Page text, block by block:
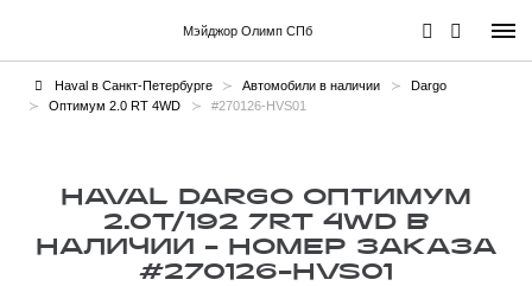
Мэйджор Олимп СПб
Haval в Санкт-Петербурге Автомобили в наличии
Dargo
Оптимум 2.0 RT 4WD
#270126-HVS01
HAVAL DARGO ОПТИМУМ
2.0T/192 7RT 4WD В
НАЛИЧИИ - НОМЕР ЗАКАЗА
#270126-HVS01